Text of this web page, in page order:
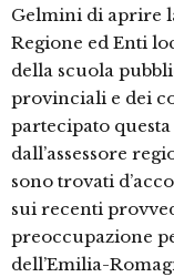
Gelmini di aprire
Regione ed Enti
della scuola
provinciali e dei
partecipato
dall’assessore
sono trovati
sui recenti
preoccupazione
dell’Emilia-